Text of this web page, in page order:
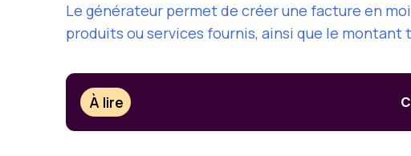
Le générateur permet de créer une facture en
produits ou services fournis, ainsi que le montant
À lire